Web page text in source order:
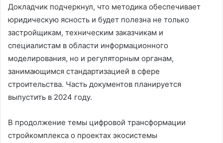
Докладчик подчеркнул, что методика обеспечивает
юридическую ясность и будет полезна не только
застройщикам, техническим заказчикам и
специалистам в области информационного
моделирования, но и регуляторным органам,
занимающимся стандартизацией в сфере
строительства. Часть документов планируется
выпустить в 2024 году.
В продолжение темы цифровой трансформации
стройкомплекса о проектах экосистемы